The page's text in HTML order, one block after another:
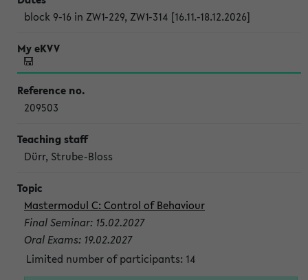
block 9-16 in ZW1-229, ZW1-314 [16.11.-18.12.2026]
209503
Dürr, Strube-Bloss
Mastermodul C: Control of Behaviour
Final Seminar: 15.02.2027
Oral Exams: 19.02.2027
Limited number of participants: 14